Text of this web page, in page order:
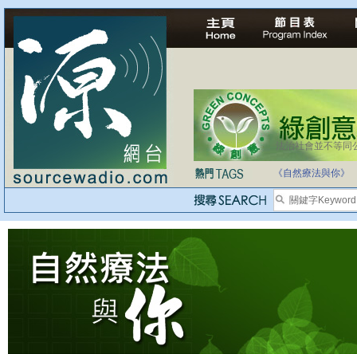
法治社會並不等同
自家教育合法化-
《自然療法與你》